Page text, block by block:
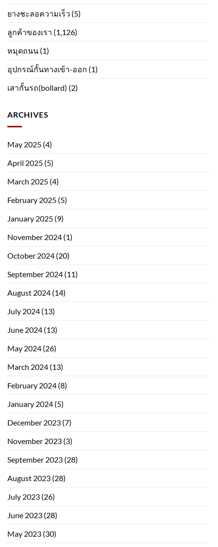
ยางชะลอความเร็ว (5)
ลูกค้าของเรา (1,126)
หมุดถนน (1)
อุปกรณ์กั้นทางเข้า-ออก (1)
เสากั้นรถ(bollard) (2)
ARCHIVES
May 2025 (4)
April 2025 (5)
March 2025 (4)
February 2025 (5)
January 2025 (9)
November 2024 (1)
October 2024 (20)
September 2024 (11)
August 2024 (14)
July 2024 (13)
June 2024 (13)
May 2024 (26)
March 2024 (13)
February 2024 (8)
January 2024 (5)
December 2023 (7)
November 2023 (3)
September 2023 (28)
August 2023 (28)
July 2023 (26)
June 2023 (28)
May 2023 (30)